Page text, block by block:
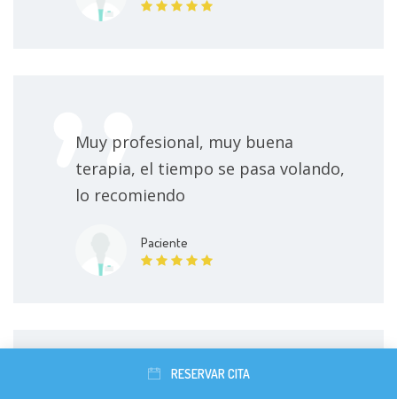
Psicoterapia infantil y juvenil
Psicoterapia Individual 90000 $
Sesión de psicoterapia
Psicoterapia virtual
Consulta en línea 90000 $
Muy profesional, muy buena
terapia, el tiempo se pasa volando,
lo recomiendo
Paciente
RESERVAR CITA